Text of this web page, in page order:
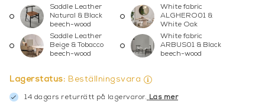
Saddle Leather
Natural & Black
beech-wood
White fabric
ALGHERO01 &
White Oak
Saddle Leather
Beige & Tobacco
beech-wood
White fabric
ARBUS01 & Black
beech-wood
Lagerstatus: Beställningsvara
14 dagars returrätt på lagervaror. Läs mer